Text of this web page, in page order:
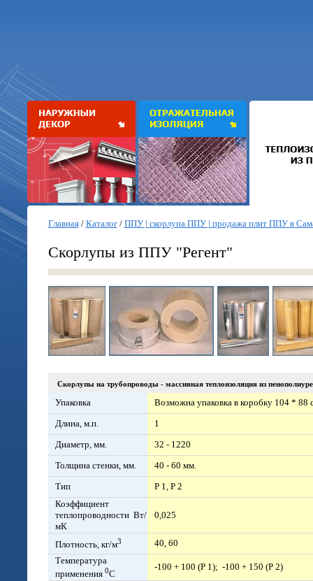
Главная/ Каталог/ ППУ | скорлупа ППУ | продажа плит ППУ в
Скорлупы из ППУ "Регент"
Скорлупы на трубопроводы - массивная теплоизоляция из
Упаковка
Возможна упаковка в коробку 104 * 88
Длина, м.п.
1
Диаметр, мм.
32 - 1220
Толщина стенки, мм.
40 - 60 мм.
Тип
Р 1, Р 2
Коэффициент
теплопроводности Вт/
мК
0,025
Плотность, кг/м3
40, 60
Температура
применения 0С
-100 + 100 (Р 1); -100 + 150 (Р 2)